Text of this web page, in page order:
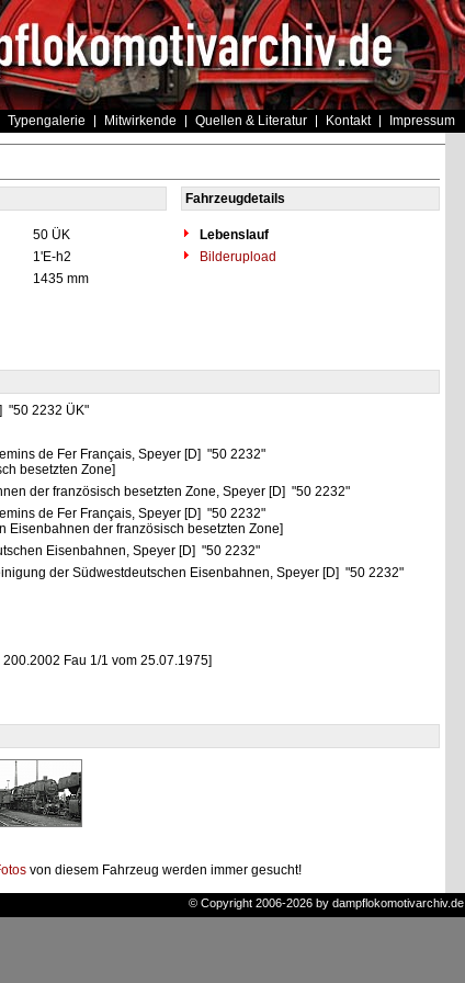
Typengalerie Mitwirkende Quellen & Literatur Kontakt Impressum
Fahrzeugdetails
50 ÜK
Lebenslauf
1'E-h2
Bilderupload
1435 mm
"50 2232 ÜK"
de Fer Français, Speyer [D] "50 2232"
besetzten Zone]
der französisch besetzten Zone, Speyer [D] "50 2232"
de Fer Français, Speyer [D] "50 2232"
Eisenbahnen der französisch besetzten Zone]
Eisenbahnen, Speyer [D] "50 2232"
der Südwestdeutschen Eisenbahnen, Speyer [D] "50 2232"
Fau 1/1 vom 25.07.1975]
von diesem Fahrzeug werden immer gesucht!
© Copyright 2006-2026 by dampflokomotivarchiv.de